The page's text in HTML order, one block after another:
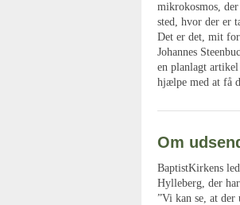
mikrokosmos,
sted, hvor der er
Det er det, mit
Johannes
en planlagt
hjælpe med at få
Om
BaptistKirkens
Hylleberg, der
”Vi kan se, at der